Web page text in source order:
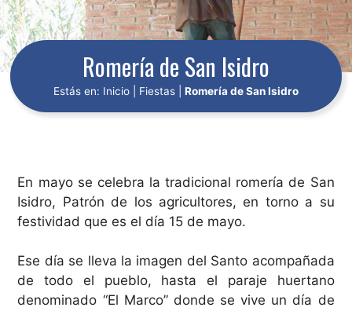
Romería de San Isidro
Estás en: Inicio Fiestas Romería de San Isidro
En mayo se celebra la tradicional romería de San
Isidro, Patrón de los agricultores, en torno a su
festividad que es el día 15 de mayo.
Ese día se lleva la imagen del Santo acompañada
de todo el pueblo, hasta el paraje huertano
denominado “El Marco” donde se vive un día de